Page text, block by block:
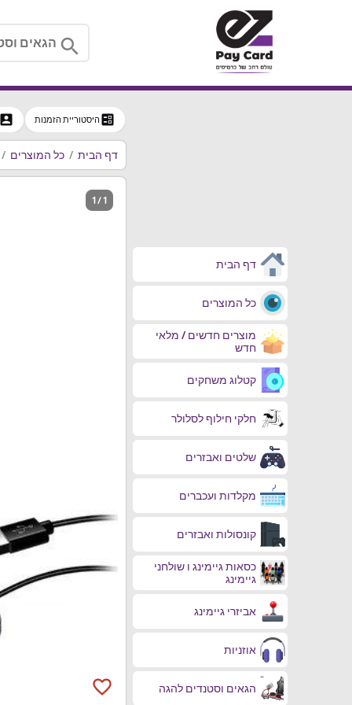
search
דף הבית
כל המוצרים
מוצרים חדשים / מלאי
חדש
קטלוג משחקים
חלקי חילוף לסלולר
שלטים ואבזרים
מקלדות ועכברים
קונסולות ואבזרים
כסאות גיימינג ו שולחני
גיימינג
אביזרי גיימינג
אוזניות
הגאים וסטנדים להגה
ballot היסטוריית הזמנות
דף הבית כל המוצרים
1 / 1
favorite_border